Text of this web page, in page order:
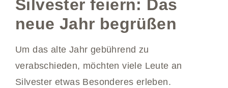
Silvester feiern: Das
neue Jahr begrüßen
Um das alte Jahr gebührend zu
verabschieden, möchten viele Leute an
Silvester etwas Besonderes erleben.